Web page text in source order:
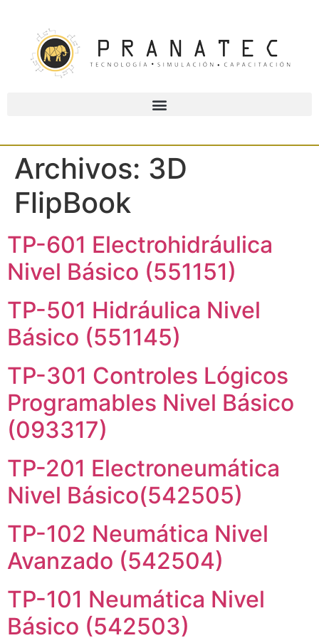
Archivos: 3D
FlipBook
TP-601 Electrohidráulica
Nivel Básico (551151)
TP-501 Hidráulica Nivel
Básico (551145)
TP-301 Controles Lógicos
Programables Nivel Básico
(093317)
TP-201 Electroneumática
Nivel Básico(542505)
TP-102 Neumática Nivel
Avanzado (542504)
TP-101 Neumática Nivel
Básico (542503)